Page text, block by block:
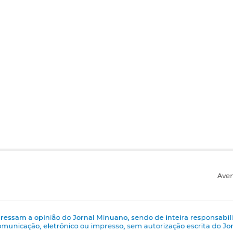
a opinião do Jornal Minuano, sendo de inteira
eletrônico ou impresso, sem autorização escrita do